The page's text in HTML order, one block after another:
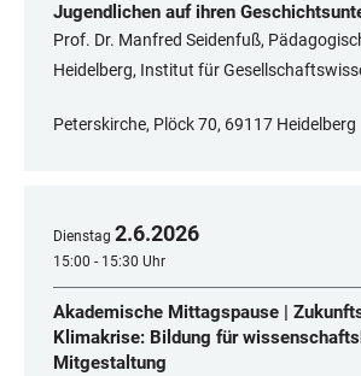
Jugendlichen auf ihren
Prof. Dr. Manfred Seidenfuß,
Heidelberg, Institut für
Peterskirche, Plöck 70, 69117 Heidelberg
Dienstag 2.6.2026
15:00 - 15:30 Uhr
Akademische Mittagspause |
Klimakrise: Bildung für
Mitgestaltung